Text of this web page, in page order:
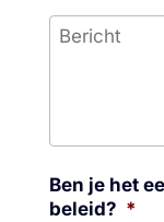
*
Ben je het
beleid? *